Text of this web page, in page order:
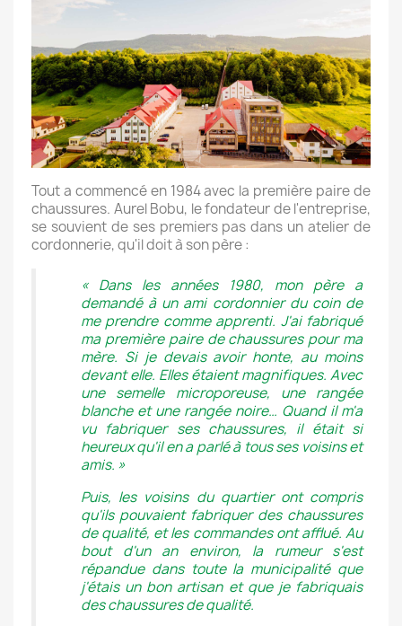
Tout a commencé en 1984 avec la première paire de
chaussures. Aurel Bobu, le fondateur de l'entreprise,
se souvient de ses premiers pas dans un atelier de
cordonnerie, qu'il doit à son père :
« Dans les années 1980, mon père a
demandé à un ami cordonnier du coin de
me prendre comme apprenti. J'ai fabriqué
ma première paire de chaussures pour ma
mère. Si je devais avoir honte, au moins
devant elle. Elles étaient magnifiques. Avec
une semelle microporeuse, une rangée
blanche et une rangée noire… Quand il m'a
vu fabriquer ses chaussures, il était si
heureux qu'il en a parlé à tous ses voisins et
amis. »
Puis, les voisins du quartier ont compris
qu'ils pouvaient fabriquer des chaussures
de qualité, et les commandes ont afflué. Au
bout d'un an environ, la rumeur s'est
répandue dans toute la municipalité que
j'étais un bon artisan et que je fabriquais
des chaussures de qualité.